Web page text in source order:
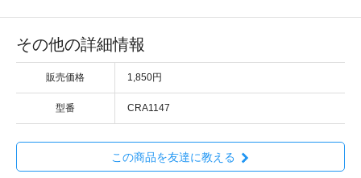
その他の詳細情報
販売価格 1,850円
型番 CRA1147
この商品を友達に教える